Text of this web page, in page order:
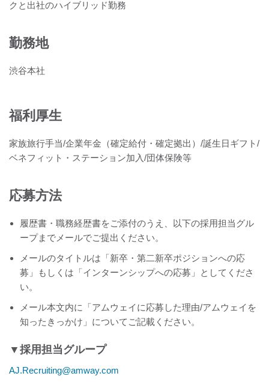
クと出社のハイブリッド勤務
勤務地
渋谷本社
福利厚生
家族旅行手当/企業年金（確定給付・確定拠出）/誕生日ギフト/
ベネフィット・ステーション加入/団体保険等
応募方法
履歴書・職務経歴書をご添付のうえ、以下の採用担当グル
ープまでメールでご提出ください。
メールのタイトルは「新卒・第二新卒ポジションへの応
募」もしくは「インターンシップへの応募」としてくださ
い。
メール本文内に「アムウェイに応募した理由/アムウェイを
知ったきっかけ」についてご記載ください。
▼採用担当グループ
AJ.Recruiting@amway.com